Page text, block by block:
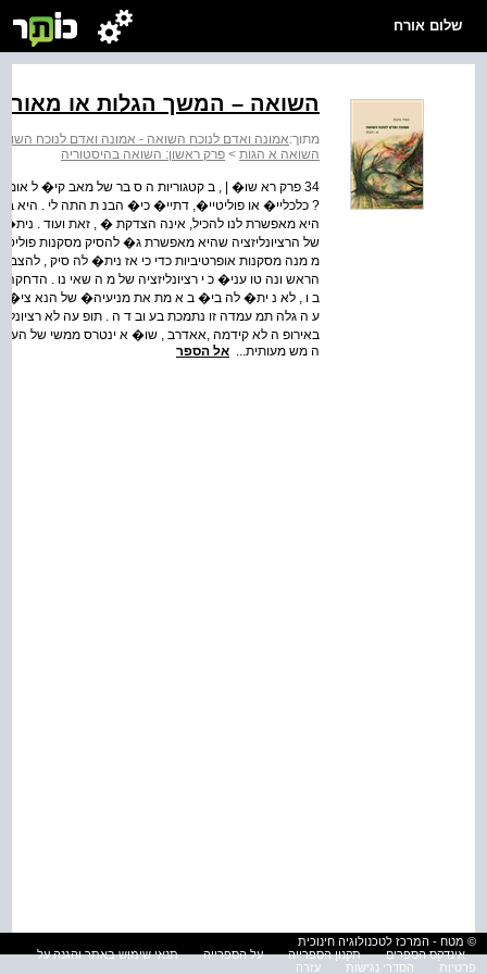
שלום אורח
השואה – המשך הגלות או מאורע
מתוך:אמונה ואדם לנוכח השואה - אמונה ואדם לנוכח
השואה א הגות > פרק ראשון: השואה בהיסטוריה
34 פרק רא שו� | , ב קטגוריות ה ס בר של מאב קי� ל
? כלכליי� או פוליטיי�, דתיי� כי� הבנ ת התה לי . היא ב
היא מאפשרת לנו להכיל, אינה הצדקת � , זאת ועוד .
של הרציונליזציה שהיא מאפשרת ג� להסיק מסקנות
מ מנה מסקנות אופרטיביות כדי כי אז נית� לה סיק ,
הראש ונה טו עני� כ י רציונליזציה של מ ה שאי נו .
ב ו , לא נ ית� לה בי� ב א מת את מניעיה� של הנא צי�
ע ה גלה תמ עמדה זו נתמכת בע וב ד ה . תופ עה לא
באירופ ה לא קידמה ,אאדרב , שו� א ינטרס ממשי של
ה מש מעותית... אל הספר
© מטח - המרכז לטכנולוגיה חינוכית
אינדקס הספרים
תקנון הספרייה על הספרייה
תנאי שימוש באתר והגנה על
פרטיות
הסדרי נגישות עזרה